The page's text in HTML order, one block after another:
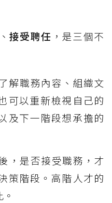
、接受聘任 ，是三個不
解職務內容、組織文
可以重新檢視自己的
及下一階段想承擔的
，是否接受職務，才
策階段。高階人才的